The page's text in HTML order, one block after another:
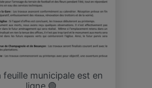
feuille municipale est en
ligne 🟢